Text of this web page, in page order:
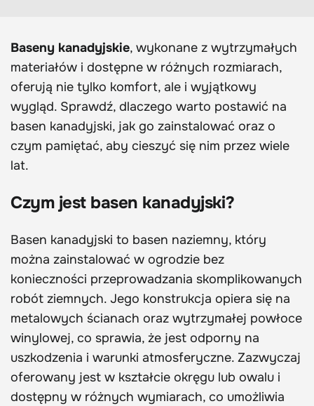
Baseny kanadyjskie, wykonane z wytrzymałych
materiałów i dostępne w różnych rozmiarach,
oferują nie tylko komfort, ale i wyjątkowy
wygląd. Sprawdź, dlaczego warto postawić na
basen kanadyjski, jak go zainstalować oraz o
czym pamiętać, aby cieszyć się nim przez wiele
lat.
Czym jest basen kanadyjski?
Basen kanadyjski to basen naziemny, który
można zainstalować w ogrodzie bez
konieczności przeprowadzania skomplikowanych
robót ziemnych. Jego konstrukcja opiera się na
metalowych ścianach oraz wytrzymałej powłoce
winylowej, co sprawia, że jest odporny na
uszkodzenia i warunki atmosferyczne. Zazwyczaj
oferowany jest w kształcie okręgu lub owalu i
dostępny w różnych wymiarach, co umożliwia